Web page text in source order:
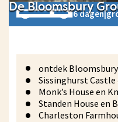
De Bloomsbury
6 dagen|
ontdek
Sissinghurst Castle
Monk’s House en
Standen House en
Charleston